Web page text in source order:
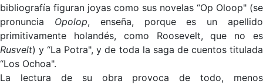
bibliografía figuran joyas como sus novelas “Op Oloop" (se
pronuncia Opolop, enseña, porque es un apellido
primitivamente holandés, como Roosevelt, que no es
Rusvelt) y “La Potra", y de toda la saga de cuentos titulada
“Los Ochoa".
La lectura de su obra provoca de todo, menos